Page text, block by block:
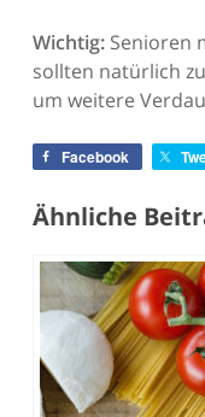
Wichtig:Senioren
sollten natürlich
um weitere
Facebook
Ähnliche